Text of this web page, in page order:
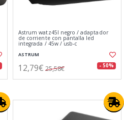
Astrum watz45l negro / adaptador
de corriente con pantalla led
integrada / 45w / usb-c
ASTRUM
12,79€ 25,58€ - 50%